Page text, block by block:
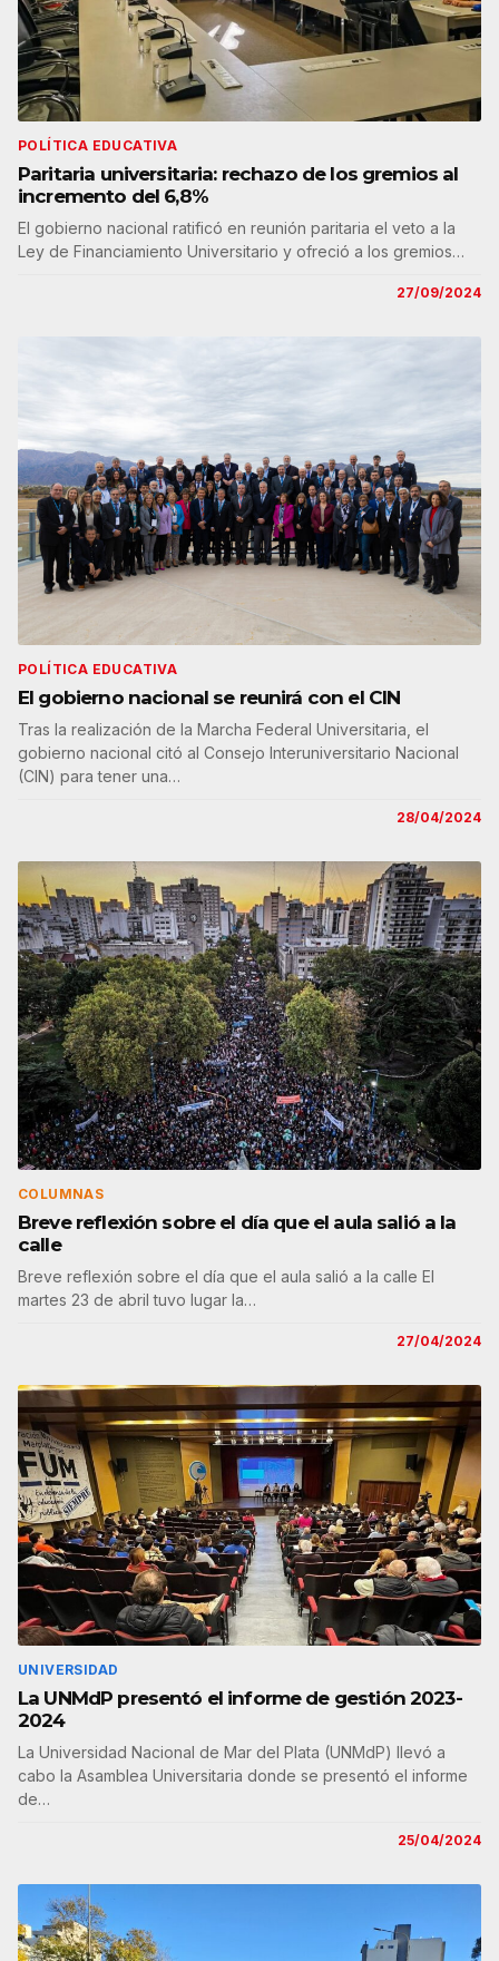
POLÍTICA EDUCATIVA
Paritaria universitaria: rechazo de los gremios al
incremento del 6,8%
El gobierno nacional ratificó en reunión paritaria el veto a la
Ley de Financiamiento Universitario y ofreció a los gremios…
27/09/2024
POLÍTICA EDUCATIVA
El gobierno nacional se reunirá con el CIN
Tras la realización de la Marcha Federal Universitaria, el
gobierno nacional citó al Consejo Interuniversitario Nacional
(CIN) para tener una…
28/04/2024
COLUMNAS
Breve reflexión sobre el día que el aula salió a la
calle
Breve reflexión sobre el día que el aula salió a la calle El
martes 23 de abril tuvo lugar la…
27/04/2024
UNIVERSIDAD
La UNMdP presentó el informe de gestión 2023-
2024
La Universidad Nacional de Mar del Plata (UNMdP) llevó a
cabo la Asamblea Universitaria donde se presentó el informe
de…
25/04/2024